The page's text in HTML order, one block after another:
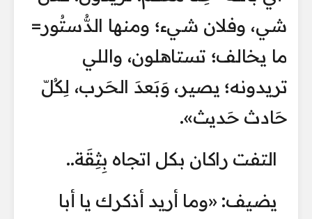
شي، وفلان شيء؛ ومنها الدُّستُور=
ما يخالف؛ تستاهلون، واللي
تريدونه؛ يصير، وَبَعدَ الحَرب، لِكُلّ
حَادث حَديث».
التفت راكان بكل اتجاه بِثِقَة..
يضيف: «وما أريد أذكرك يا أبا